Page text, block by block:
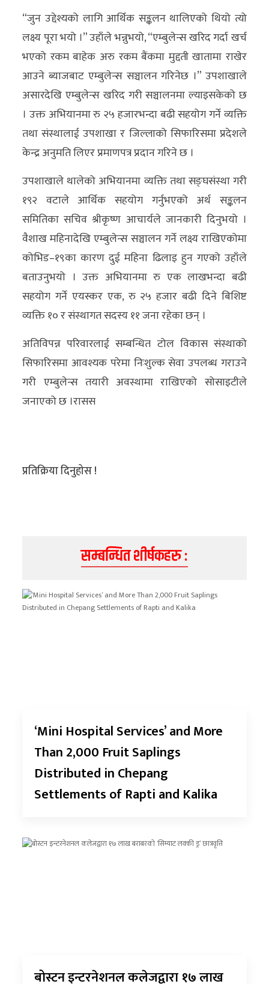
“जुन उद्देश्यको लागि आर्थिक सङ्कलन थालिएको थियो त्यो
लक्ष्य पूरा भयो ।” उहाँले भन्नुभयो, “एम्बुलेन्स खरिद गर्दा खर्च
भएको रकम बाहेक अरु रकम बैंकमा मुद्दती खातामा राखेर
आउने ब्याजबाट एम्बुलेन्स सञ्चालन गरिनेछ ।” उपशाखाले
असारदेखि एम्बुलेन्स खरिद गरी सञ्चालनमा ल्याइसकेको छ
। उक्त अभियानमा रु २५ हजारभन्दा बढी सहयोग गर्ने व्यक्ति
तथा संस्थालाई उपशाखा र जिल्लाको सिफारिसमा प्रदेशले
केन्द्र अनुमति लिएर प्रमाणपत्र प्रदान गरिने छ ।
उपशाखाले थालेको अभियानमा व्यक्ति तथा सङ्घसंस्था गरी
१९२ वटाले आर्थिक सहयोग गर्नुभएको अर्थ सङ्कलन
समितिका सचिव श्रीकृष्ण आचार्यले जानकारी दिनुभयो ।
वैशाख महिनादेखि एम्बुलेन्स सञ्चालन गर्ने लक्ष्य राखिएकोमा
कोभिड–१९का कारण दुई महिना ढिलाइ हुन गएको उहाँले
बताउनुभयो । उक्त अभियानमा रु एक लाखभन्दा बढी
सहयोग गर्ने एयस्कर एक, रु २५ हजार बढी दिने बिशिष्ट
व्यक्ति १० र संस्थागत सदस्य ११ जना रहेका छन् ।
अतिविपन्न परिवारलाई सम्बन्धित टोल विकास संस्थाको
सिफारिसमा आवश्यक परेमा निःशुल्क सेवा उपलब्ध गराउने
गरी एम्बुलेन्स तयारी अवस्थामा राखिएको सोसाइटीले
जनाएको छ ।रासस
प्रतिक्रिया दिनुहोस !
सम्बन्धित शीर्षकहरु :
‘Mini Hospital Services’ and More
Than 2,000 Fruit Saplings
Distributed in Chepang
Settlements of Rapti and Kalika
बोस्टन इन्टरनेशनल कलेजद्वारा १७ लाख